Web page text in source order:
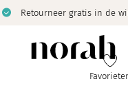
Retourneer gratis in de